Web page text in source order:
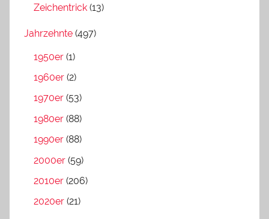
Zeichentrick (13)
Jahrzehnte (497)
1950er (1)
1960er (2)
1970er (53)
1980er (88)
1990er (88)
2000er (59)
2010er (206)
2020er (21)